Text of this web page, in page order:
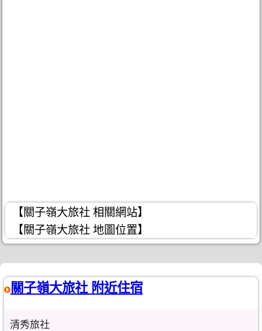
【關子嶺大旅社 相關網站】
【關子嶺大旅社 地圖位置】
關子嶺大旅社 附近住宿
清秀旅社